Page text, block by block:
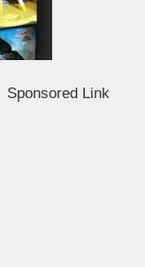
Sponsored Link